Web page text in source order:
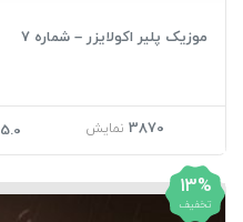
موزیک پلیر اکولایزر – شماره 7
3870 نمایش 5.0
13%
تخفیف